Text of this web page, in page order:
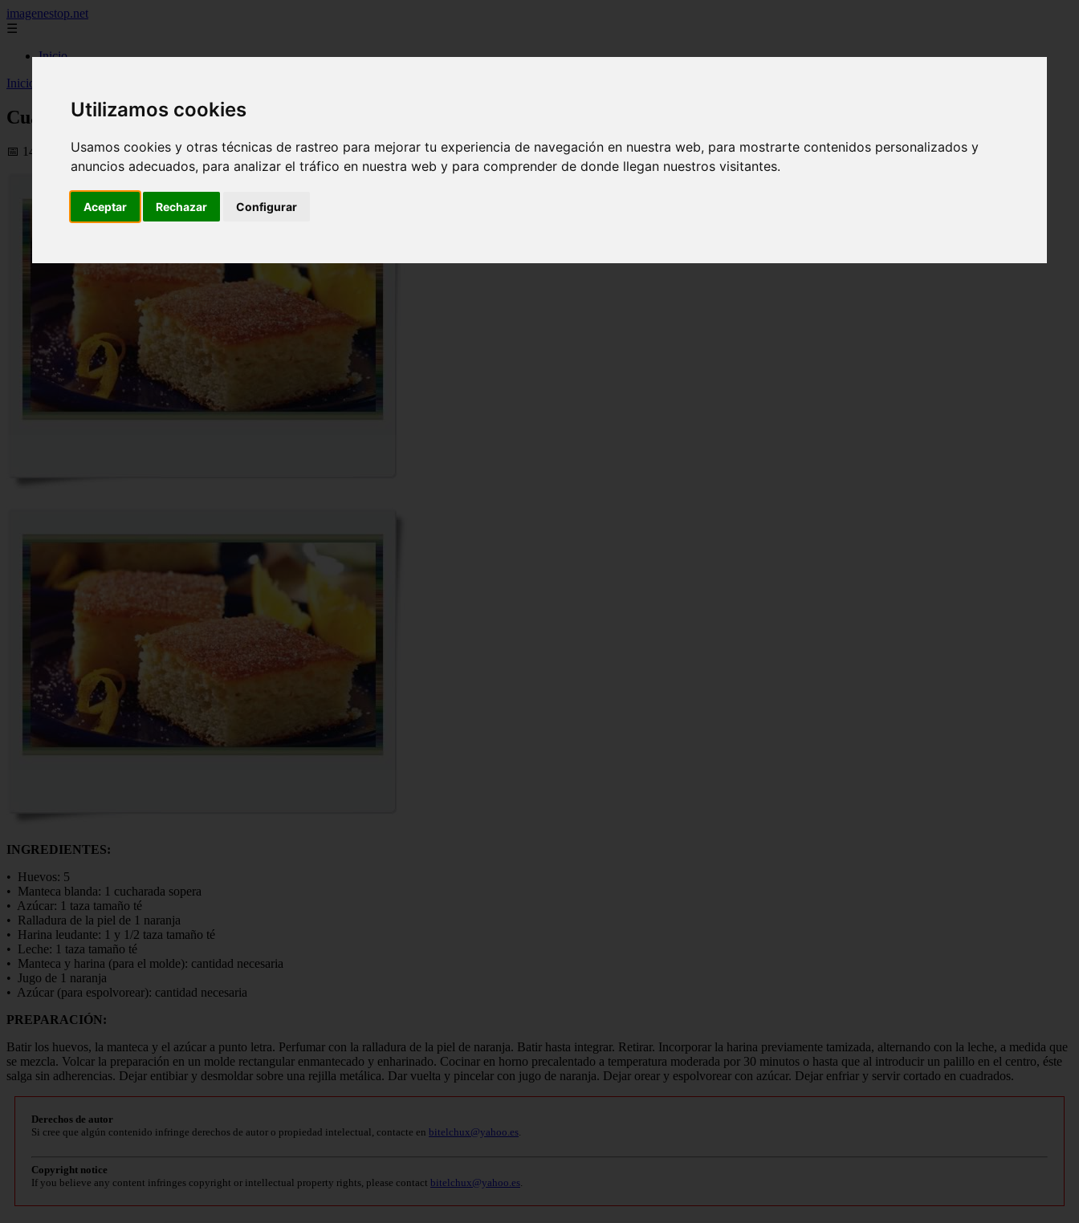
Utilizamos cookies
Usamos cookies y otras técnicas de rastreo para mejorar tu experiencia de navegación en nuestra web, para mostrarte contenidos personalizados y
anuncios adecuados, para analizar el tráfico en nuestra web y para comprender de donde llegan nuestros visitantes.
Aceptar Rechazar Configurar
imagenestop.net
☰
Inicio
Inicio
Cuadrados dulces de naranja
📅 14/05/2024
INGREDIENTES:
• Huevos: 5
• Manteca blanda: 1 cucharada sopera
• Azúcar: 1 taza tamaño té
• Ralladura de la piel de 1 naranja
• Harina leudante: 1 y 1/2 taza tamaño té
• Leche: 1 taza tamaño té
• Manteca y harina (para el molde): cantidad necesaria
• Jugo de 1 naranja
• Azúcar (para espolvorear): cantidad necesaria
PREPARACIÓN:
Batir los huevos, la manteca y el azúcar a punto letra. Perfumar con la ralladura de la piel de naranja. Batir hasta integrar. Retirar. Incorporar la harina previamente tamizada, alternando con la leche, a medida que
se mezcla. Volcar la preparación en un molde rectangular enmantecado y enharinado. Cocinar en horno precalentado a temperatura moderada por 30 minutos o hasta que al introducir un palillo en el centro, éste
salga sin adherencias. Dejar entibiar y desmoldar sobre una rejilla metálica. Dar vuelta y pincelar con jugo de naranja. Dejar orear y espolvorear con azúcar. Dejar enfriar y servir cortado en cuadrados.
Derechos de autor
Si cree que algún contenido infringe derechos de autor o propiedad intelectual, contacte en bitelchux@yahoo.es
Copyright notice
If you believe any content infringes copyright or intellectual property rights, please contact bitelchux@yahoo.es